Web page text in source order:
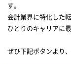
す。
会計業界に特化した
ひとりのキャリアに
ぜひ下記ボタンより